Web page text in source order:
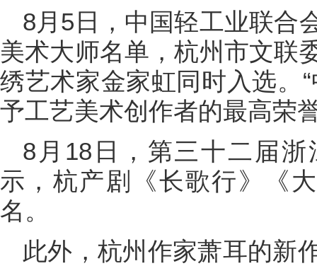
8月5日，中国轻工业联合
美术大师名单，杭州市文联
绣艺术家金家虹同时入选。
予工艺美术创作者的最高荣
8月18日，第三十二届浙
示，杭产剧《长歌行》《
名。
此外，杭州作家萧耳的新